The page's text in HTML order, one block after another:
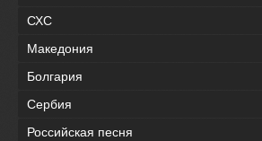
СХС
Македония
Болгария
Сербия
Российская песня